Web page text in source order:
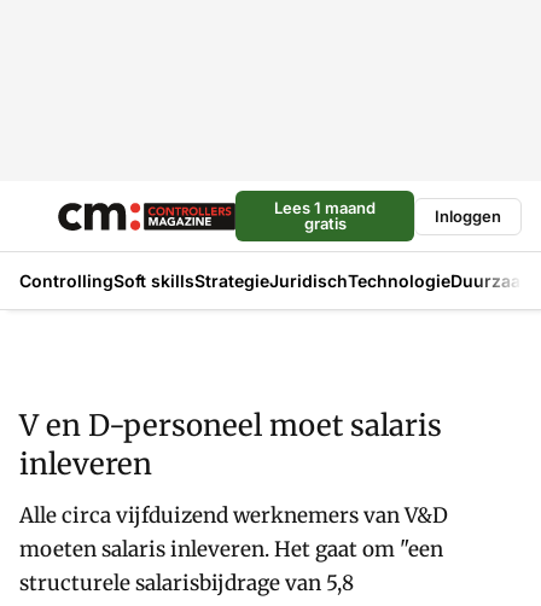
Lees 1 maand
gratis
Inloggen
ControllingSoft skillsStrategieJuridischTechnologie
V en D-personeel moet salaris
inleveren
Alle circa vijfduizend werknemers van V&D
moeten salaris inleveren. Het gaat om "een
structurele salarisbijdrage van 5,8